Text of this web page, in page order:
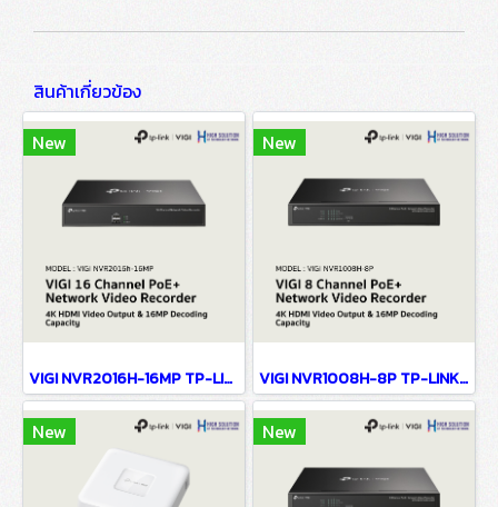
สินค้าเกี่ยวข้อง
New
VIGI NVR2016H-16MP TP-LINK VIGI 16 Channel PoE+ Network Video Recorder Network Camera
New
VIGI NVR1008H-8P TP-LINK VIGI 8 Channel PoE+ Network Video Recorder Network Camera
New New